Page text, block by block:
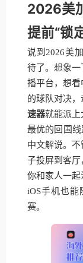
2026美
提前“锁
说到2026美
待了。想象
播平台，想
的球队对决
速器就能派上
最优的回国
中文解说。
子投屏到客厅
你和家人一
iOS手机也
赛。